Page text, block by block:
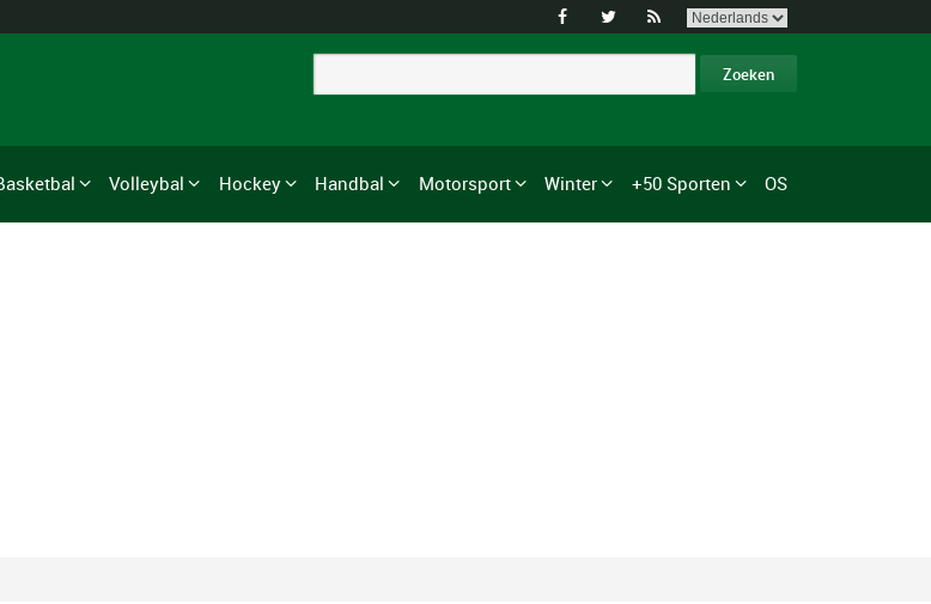
  
Volleybal Hockey Handbal Motorsport Winter +50 Sporten OS